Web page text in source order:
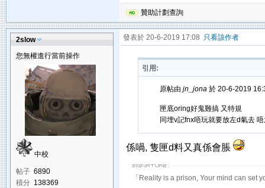
贊助計劃查詢
2slow
您無權進行當前操作
中校
帖子 6890
積分 138369
發表於 20-6-2019 17:08 只看該作者
引用:
原帖由 jn_jona於 20-6-2019
匣底oring好鬼難搞 又特規
同埋v記fnx唔玩就要放左d氣去
係喎, 隻匣d料又真係會脹
「Reality is a prison, Your mind can set